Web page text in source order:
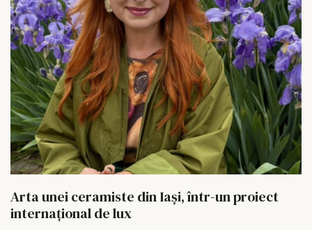
Arta unei ceramiste din Iași, într-un proiect
internațional de lux